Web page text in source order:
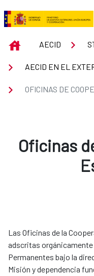
Skip to Main Content
Oficinas de
INICIOAECID
AECID EN EL
OFICINAS DE
Oficinas
Las Oficinas de la
adscritas
Permanentes bajo la
Misión y dependencia